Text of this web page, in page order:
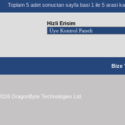
Toplam 5 adet sonuctan sayfa basi 1 ile 5 arasi
Hizli Erisim
Bize
DragonByte Technologies Ltd.